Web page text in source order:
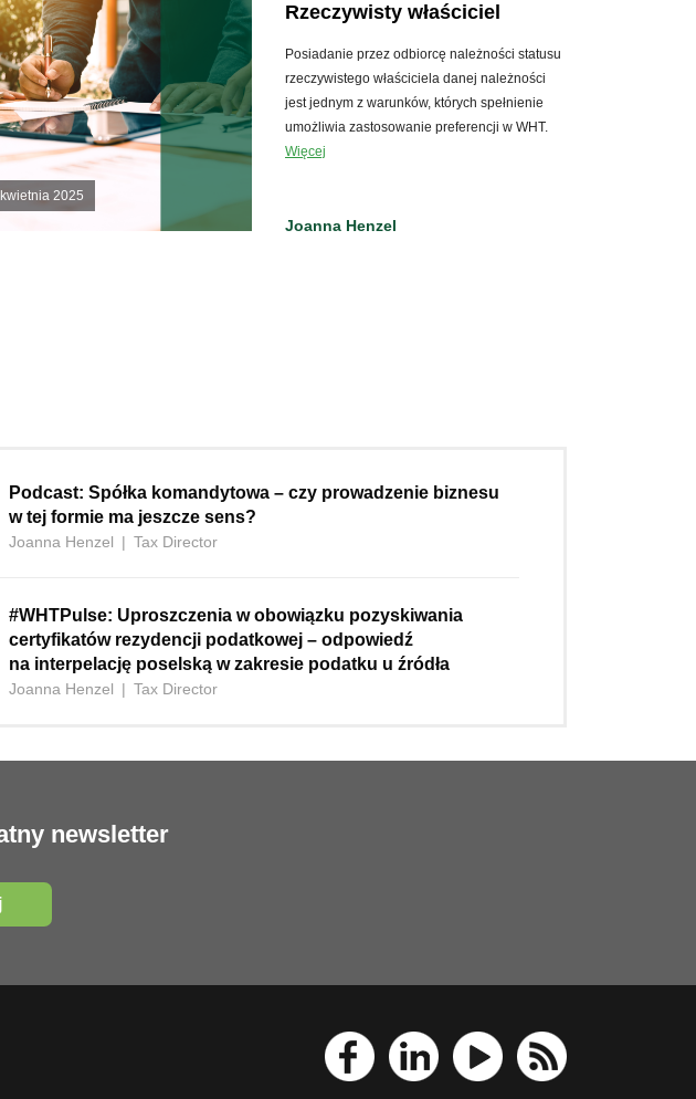
2025
Rzeczywisty właściciel
Posiadanie przez odbiorcę należności statusu
rzeczywistego właściciela danej należności
jest jednym z warunków, których spełnienie
umożliwia zastosowanie preferencji w WHT.
Więcej
Joanna Henzel
Podcast: Spółka komandytowa – czy prowadzenie biznesu
w tej formie ma jeszcze sens?
Joanna Henzel | Tax Director
#WHTPulse: Uproszczenia w obowiązku pozyskiwania
certyfikatów rezydencji podatkowej – odpowiedź
na interpelację poselską w zakresie podatku u źródła
Joanna Henzel | Tax Director
newsletter